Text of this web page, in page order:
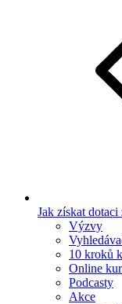
Jak získat
Výzvy
10 kroků
Online
Podcasty
Akce